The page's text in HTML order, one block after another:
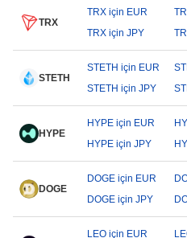
TRX
TRX için EUR
TRX için JPY
STETH
STETH için EUR
STETH için JPY
HYPE
HYPE için EUR
HYPE için JPY
DOGE
DOGE için EUR
DOGE için JPY
LEO için EUR